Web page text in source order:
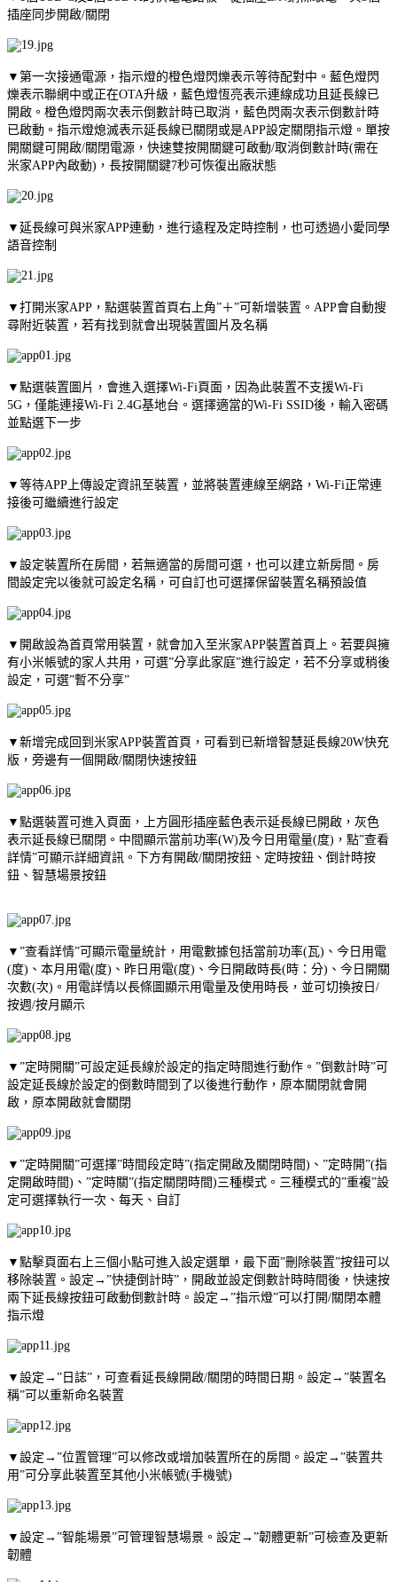
插座同步開啟/關閉
▼第一次接通電源，指示燈的橙色燈閃爍表示等待配對中。藍色燈閃
爍表示聯網中或正在OTA升級，藍色燈恆亮表示連線成功且延長線已
開啟。橙色燈閃兩次表示倒數計時已取消，藍色閃兩次表示倒數計時
已啟動。指示燈熄滅表示延長線已關閉或是APP設定關閉指示燈。單按
開關鍵可開啟/關閉電源，快速雙按開關鍵可啟動/取消倒數計時(需在
米家APP內啟動)，長按開關鍵7秒可恢復出廠狀態
▼延長線可與米家APP連動，進行遠程及定時控制，也可透過小愛同學
語音控制
▼打開米家APP，點選裝置首頁右上角”＋”可新增裝置。APP會自動搜
尋附近裝置，若有找到就會出現裝置圖片及名稱
▼點選裝置圖片，會進入選擇Wi-Fi頁面，因為此裝置不支援Wi-Fi
5G，僅能連接Wi-Fi 2.4G基地台。選擇適當的Wi-Fi SSID後，輸入密碼
並點選下一步
▼等待APP上傳設定資訊至裝置，並將裝置連線至網路，Wi-Fi正常連
接後可繼續進行設定
▼設定裝置所在房間，若無適當的房間可選，也可以建立新房間。房
間設定完以後就可設定名稱，可自訂也可選擇保留裝置名稱預設值
▼開啟設為首頁常用裝置，就會加入至米家APP裝置首頁上。若要與擁
有小米帳號的家人共用，可選”分享此家庭”進行設定，若不分享或稍後
設定，可選”暫不分享”
▼新增完成回到米家APP裝置首頁，可看到已新增智慧延長線20W快充
版，旁邊有一個開啟/關閉快速按鈕
▼點選裝置可進入頁面，上方圓形插座藍色表示延長線已開啟，灰色
表示延長線已關閉。中間顯示當前功率(W)及今日用電量(度)，點”查看
詳情”可顯示詳細資訊。下方有開啟/關閉按鈕、定時按鈕、倒計時按
鈕、智慧場景按鈕
▼”查看詳情”可顯示電量統計，用電數據包括當前功率(瓦)、今日用電
(度)、本月用電(度)、昨日用電(度)、今日開啟時長(時：分)、今日開關
次數(次)。用電詳情以長條圖顯示用電量及使用時長，並可切換按日/
按週/按月顯示
▼”定時開關”可設定延長線於設定的指定時間進行動作。”倒數計時”可
設定延長線於設定的倒數時間到了以後進行動作，原本關閉就會開
啟，原本開啟就會關閉
▼”定時開關”可選擇”時間段定時”(指定開啟及關閉時間)、”定時開”(指
定開啟時間)、”定時關”(指定關閉時間)三種模式。三種模式的”重複”設
定可選擇執行一次、每天、自訂
▼點擊頁面右上三個小點可進入設定選單，最下面”刪除裝置”按鈕可以
移除裝置。設定→”快捷倒計時”，開啟並設定倒數計時時間後，快速按
兩下延長線按鈕可啟動倒數計時。設定→”指示燈”可以打開/關閉本體
指示燈
▼設定→”日誌”，可查看延長線開啟/關閉的時間日期。設定→”裝置名
稱”可以重新命名裝置
▼設定→”位置管理”可以修改或增加裝置所在的房間。設定→”裝置共
用”可分享此裝置至其他小米帳號(手機號)
▼設定→”智能場景”可管理智慧場景。設定→”韌體更新”可檢查及更新
韌體